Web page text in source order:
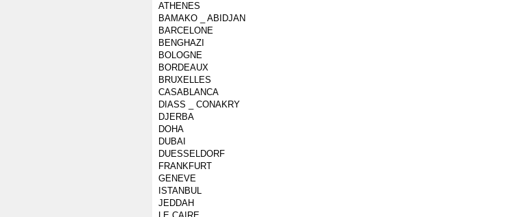
ATHENES
BAMAKO _ ABIDJAN
BARCELONE
BENGHAZI
BOLOGNE
BORDEAUX
BRUXELLES
CASABLANCA
DIASS _ CONAKRY
DJERBA
DOHA
DUBAI
DUESSELDORF
FRANKFURT
GENEVE
ISTANBUL
JEDDAH